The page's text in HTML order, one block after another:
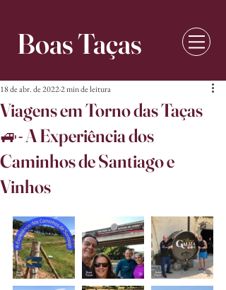
Boas Taças
Viagens em Torno das Taças
🚙- A Experiência dos
Caminhos de Santiago e
Vinhos
18 de abr. de 20222 min de leitura